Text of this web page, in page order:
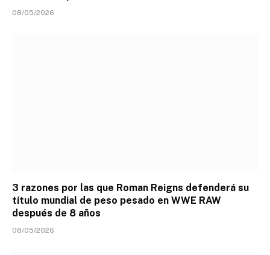
08/05/2026
3 razones por las que Roman Reigns defenderá su
título mundial de peso pesado en WWE RAW
después de 8 años
08/05/2026